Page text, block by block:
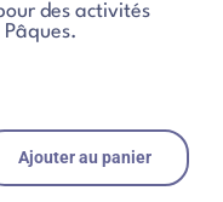
des activités
Ajouter au panier